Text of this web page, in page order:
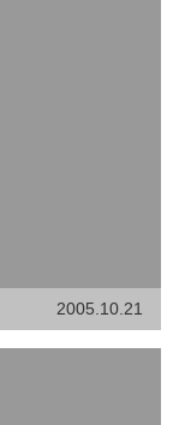
2005.10.21